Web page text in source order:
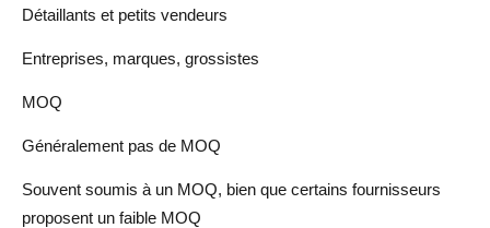
Détaillants et petits vendeurs
Entreprises, marques, grossistes
MOQ
Généralement pas de MOQ
Souvent soumis à un MOQ, bien que certains fournisseurs
proposent un faible MOQ